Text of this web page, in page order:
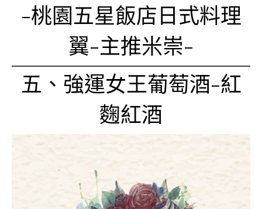
-桃園五星飯店日式料理
翼-主推米崇-
五、強運女王葡萄酒-紅
麴紅酒